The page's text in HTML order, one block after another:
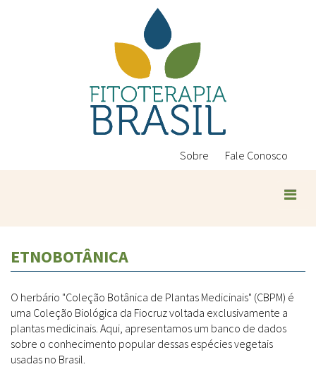
Sobre Fale Conosco
ETNOBOTÂNICA
O herbário "Coleção Botânica de Plantas Medicinais" (CBPM) é
uma Coleção Biológica da Fiocruz voltada exclusivamente a
plantas medicinais. Aqui, apresentamos um banco de dados
sobre o conhecimento popular dessas espécies vegetais
usadas no Brasil.